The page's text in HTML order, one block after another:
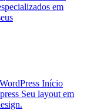
em
Início
Seu layout em